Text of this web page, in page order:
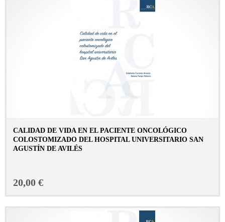
CALIDAD DE VIDA EN EL PACIENTE ONCOLÓGICO
COLOSTOMIZADO DEL HOSPITAL UNIVERSITARIO SAN
AGUSTÍN DE AVILÉS
20,00 €